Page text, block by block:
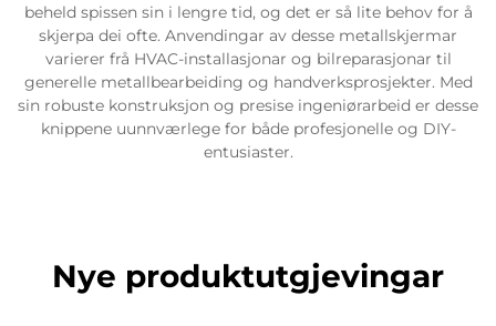
beheld spissen sin i lengre tid, og det er så lite behov for å
skjerpa dei ofte. Anvendingar av desse metallskjermar
varierer frå HVAC-installasjonar og bilreparasjonar til
generelle metallbearbeiding og handverksprosjekter. Med
sin robuste konstruksjon og presise ingeniørarbeid er desse
knippene uunnværlege for både profesjonelle og DIY-
entusiaster.
Nye produktutgjevingar